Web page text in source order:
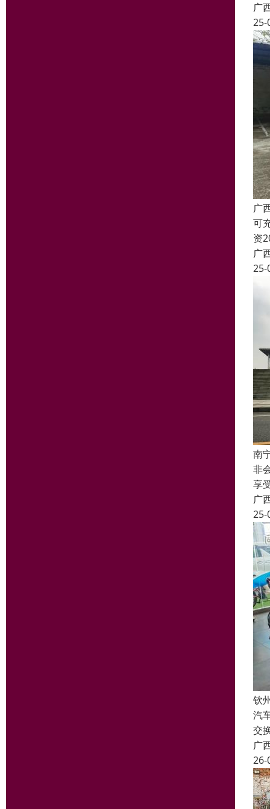
广
25-
广
可
资
广
25-
南
非
享
广
25-
钦
汽
交
广
26-